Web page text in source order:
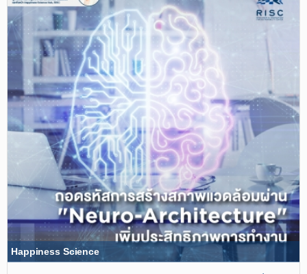
Happiness Science